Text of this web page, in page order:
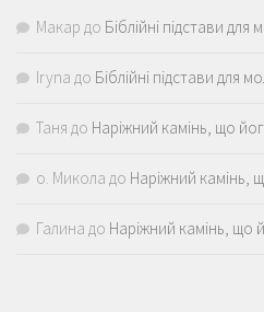
Макар до Біблійні підстави
Iryna до Біблійні підстави для
Таня до Наріжний камінь, що
о. Микола до Наріжний камінь,
Галина до Наріжний камінь, що